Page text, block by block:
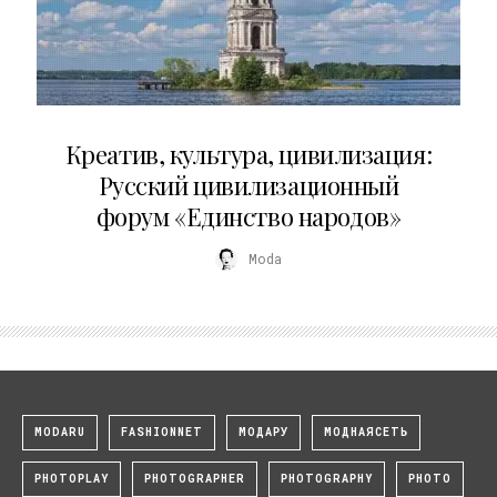
Креатив, культура, цивилизация:
Русский цивилизационный
форум «Единство народов»
Moda
MODARU FASHIONNET МОДАРУ МОДНАЯСЕТЬ
PHOTOPLAY PHOTOGRAPHER PHOTOGRAPHY PHOTO